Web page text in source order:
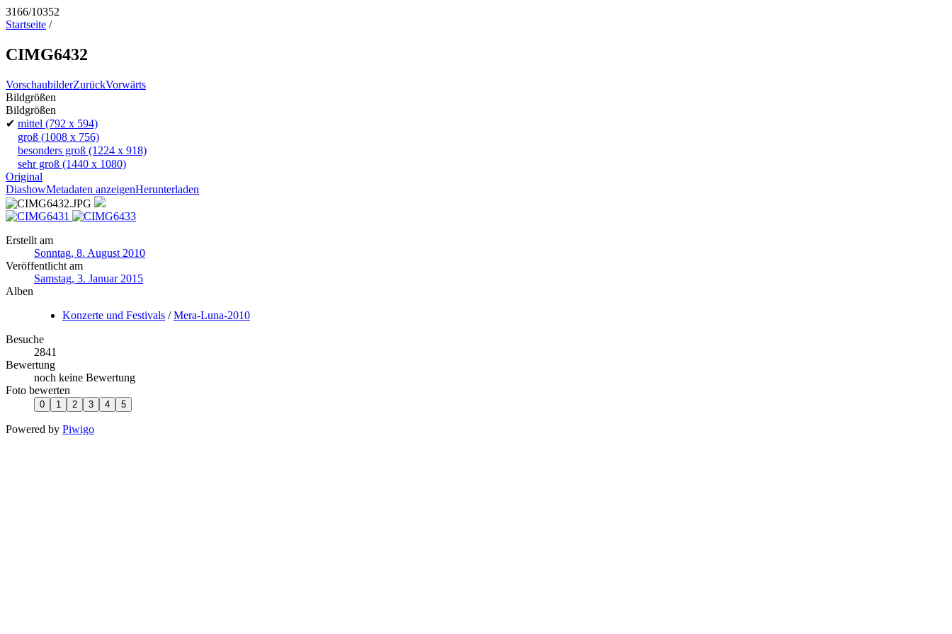
3166/10352
Startseite /
CIMG6432
VorschaubilderZurückVorwärts
Bildgrößen
Bildgrößen
✔ mittel (792 x 594)
groß (1008 x 756)
besonders groß (1224 x 918)
sehr groß (1440 x 1080)
Original
DiashowMetadaten anzeigenHerunterladen
Erstellt am
Sonntag, 8. August 2010
Veröffentlicht am
Samstag, 3. Januar 2015
Alben
Konzerte und Festivals /Mera-Luna-2010
Besuche
2841
Bewertung
noch keine Bewertung
Foto bewerten
Powered by Piwigo